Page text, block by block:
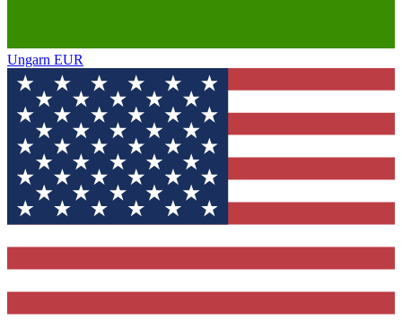
Ungarn EUR